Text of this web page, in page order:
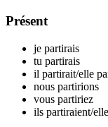
Présent
je partirais
tu partirais
il partirait/elle
nous partirions
vous partiriez
ils partiraient/